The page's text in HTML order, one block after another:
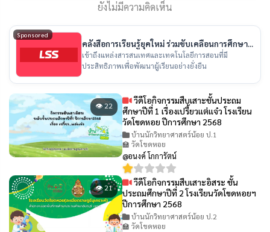
ยังไม่มีความคิดเห็น
Sponsored
คลังสื่อการเรียนรู้ยุคใหม่ ร่วมขับเคลื่อนการศึกษา
ไทย
เข้าถึงแหล่งสารสนเทศและเทคโนโลยีการสอนที่มี
ประสิทธิภาพเพื่อพัฒนาผู้เรียนอย่างยั่งยืน
👁 22
วีดีโอกิจกรรมสืบเสาะชั้นประถม
ศึกษาปีที่ 1 เรื่องเปรี้ยวเเต่เเจ๋ว โรงเรียน
วัดโขดหอย ปีการศึกษา 2568
บ้านนักวิทยาศาสตร์น้อย ป.1
🏫 วัดโขดหอย
@อนงค์ โกการัตน์
👁 21
วีดีโอกิจกรรมสืบเสาะอิสระ ชั้น
ประถมศึกษาปีที่ 2 โรงเรียนวัดโขดหอยฯ
ปีการศึกษา 2568
บ้านนักวิทยาศาสตร์น้อย ป.2
🏫 วัดโขดหอย